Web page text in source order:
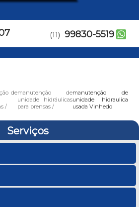
(11) 99830-5519
demanutenção de
unidade hidráulicas
para prensas
manutenção de
unidade hidraulica
usada Vinhedo
Serviços